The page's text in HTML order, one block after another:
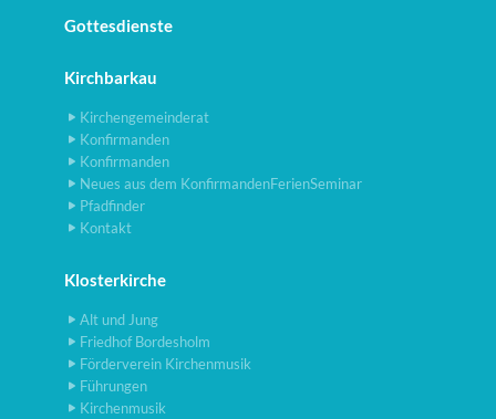
Gottesdienste
Kirchbarkau
Kirchengemeinderat
Konfirmanden
Konfirmanden
Neues aus dem KonfirmandenFerienSeminar
Pfadfinder
Kontakt
Klosterkirche
Alt und Jung
Friedhof Bordesholm
Förderverein Kirchenmusik
Führungen
Kirchenmusik